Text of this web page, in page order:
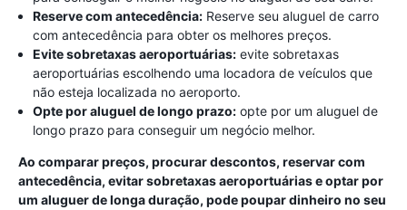
Reserve com antecedência: Reserve seu aluguel de carro
com antecedência para obter os melhores preços.
Evite sobretaxas aeroportuárias: evite sobretaxas
aeroportuárias escolhendo uma locadora de veículos que
não esteja localizada no aeroporto.
Opte por aluguel de longo prazo: opte por um aluguel de
longo prazo para conseguir um negócio melhor.
Ao comparar preços, procurar descontos, reservar com
antecedência, evitar sobretaxas aeroportuárias e optar por
um aluguer de longa duração, pode poupar dinheiro no seu